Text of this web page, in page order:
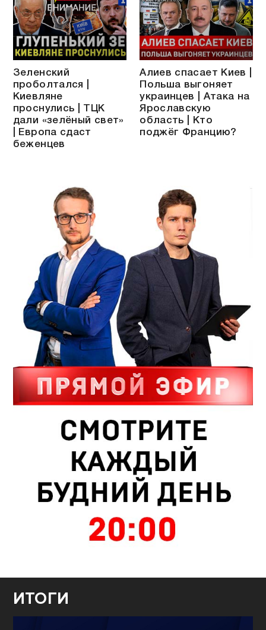
Зеленский
проболтался |
Киевляне
проснулись | ТЦК
дали «зелёный свет»
| Европа сдаст
беженцев
Алиев спасает Киев |
Польша выгоняет
украинцев | Атака на
Ярославскую
область | Кто
поджёг Францию?
ИТОГИ